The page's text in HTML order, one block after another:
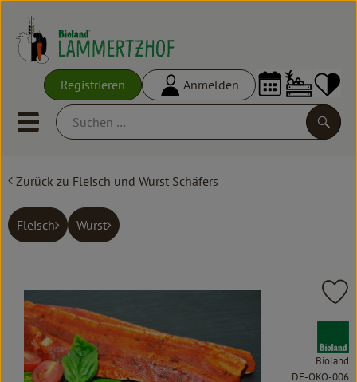
Registrieren Anmelden
Mobiles Menu öffnen oder
Ökokisten
Frisches
Vorratskammer
Großgebinde
Kochen & Backen
Zurück zu Fleisch und Wurst Schäfers
Fleisch Wurst
Bioland
, Kontrollstelle:
DE-ÖKO-006